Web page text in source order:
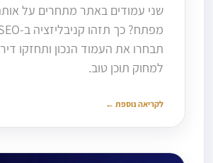
שני עמודים באתר מתחרים על
תבחרו את העמוד הנכון ותחזקו
למחוק תוכן טוב.
לקריאה נוספת ←